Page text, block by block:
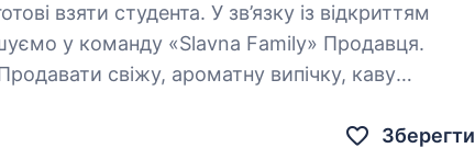
У зв’язку із відкриттям
у команду «Slavna Family» Продавця.
Зберегти